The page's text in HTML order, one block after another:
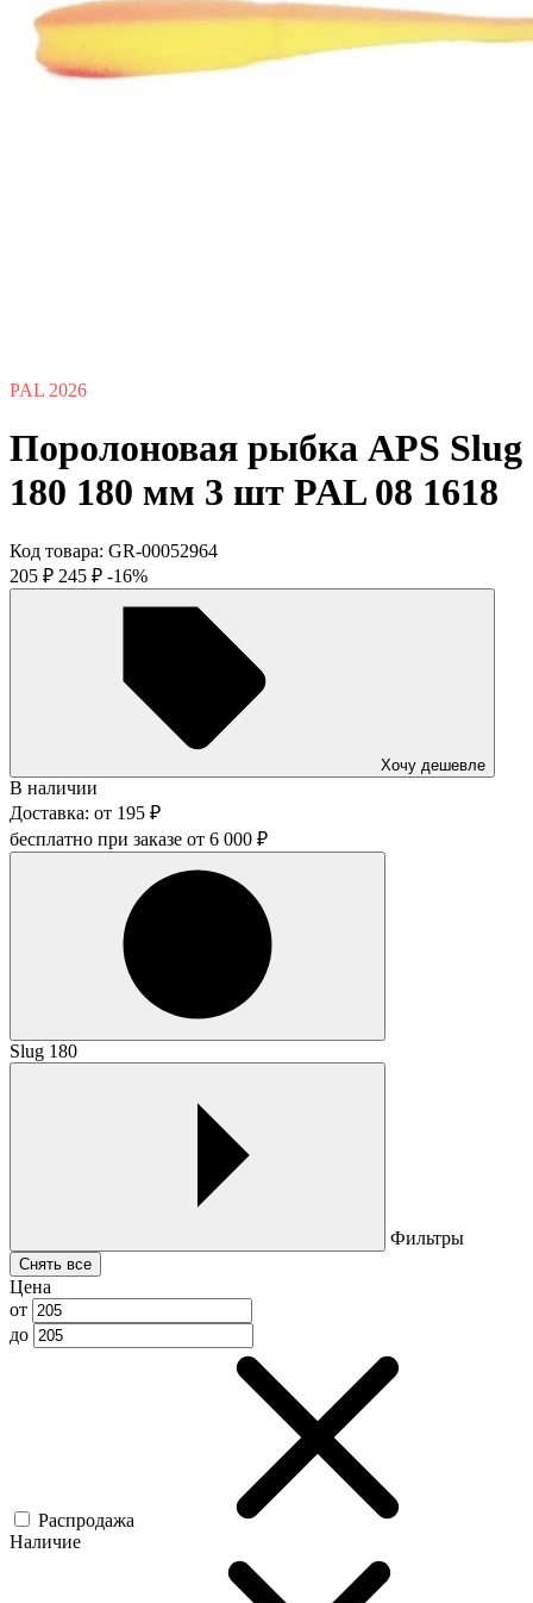
PAL 2026
Поролоновая рыбка APS Slug
180 180 мм 3 шт PAL 08 1618
Код товара: GR-00052964
205 ₽ 245 ₽ -16%
Хочу дешевле
В наличии
Доставка: от 195 ₽
бесплатно при заказе от 6 000 ₽
Slug 180
Фильтры
Снять все
Цена
от
до
Распродажа
Наличие